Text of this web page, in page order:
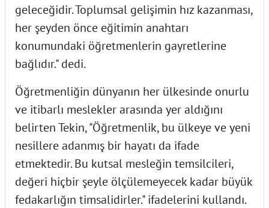
geleceğidir. Toplumsal gelişimin hız kazanması,
her şeyden önce eğitimin anahtarı
konumundaki öğretmenlerin gayretlerine
bağlıdır." dedi.
Öğretmenliğin dünyanın her ülkesinde onurlu
ve itibarlı meslekler arasında yer aldığını
belirten Tekin, "Öğretmenlik, bu ülkeye ve yeni
nesillere adanmış bir hayatı da ifade
etmektedir. Bu kutsal mesleğin temsilcileri,
değeri hiçbir şeyle ölçülemeyecek kadar büyük
fedakarlığın timsalidirler." ifadelerini kullandı.